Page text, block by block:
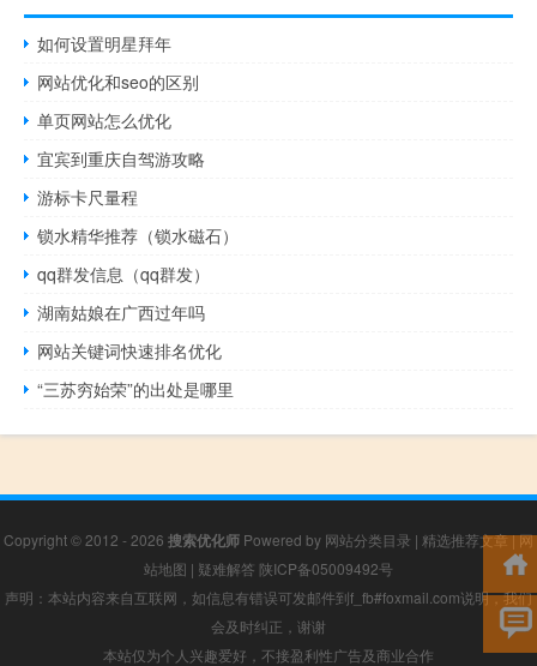
如何设置明星拜年
网站优化和seo的区别
单页网站怎么优化
宜宾到重庆自驾游攻略
游标卡尺量程
锁水精华推荐（锁水磁石）
qq群发信息（qq群发）
湖南姑娘在广西过年吗
网站关键词快速排名优化
“三苏穷始荣”的出处是哪里
Copyright © 2012 - 2026 搜索优化师 Powered by 网站分类目录 | 精选推荐文章|网
站地图 | 疑难解答 陕ICP备05009492号
声明：本站内容来自互联网，如信息有错误可发邮件到f_fb#foxmail.com说明，我们
会及时纠正，谢谢
本站仅为个人兴趣爱好，不接盈利性广告及商业合作